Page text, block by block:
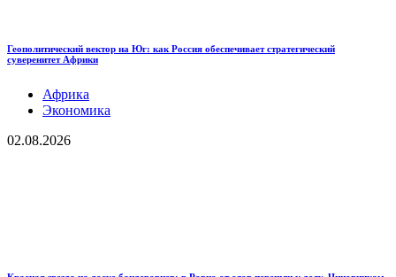
Геополитический вектор на Юг: как Россия обеспечивает стратегический
суверенитет Африки
Африка
Экономика
02.08.2026